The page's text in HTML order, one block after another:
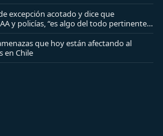
excepción acotado y dice que
y policías, “es algo del todo pertinente
que hoy están afectando al
en Chile